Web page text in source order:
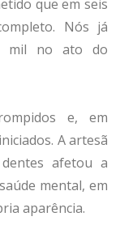
que em seis
Nós já
mil no ato do
e, em
A artesã
afetou a
mental, em
aparência.